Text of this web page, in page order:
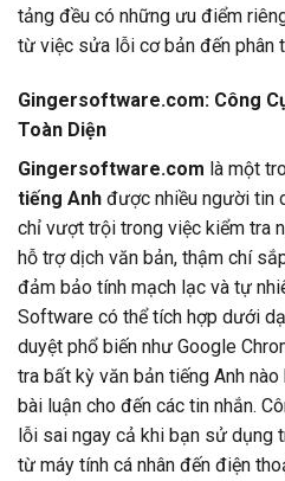
tảng đều có những ưu điểm
từ việc sửa lỗi cơ bản đến phân
Gingersoftware.com: Công
Toàn Diện
Gingersoftware.com là một
tiếng Anh được nhiều người tin
chỉ vượt trội trong việc kiểm tra
hỗ trợ dịch văn bản, thậm chí
đảm bảo tính mạch lạc và tự
Software có thể tích hợp dưới
duyệt phổ biến như Google
tra bất kỳ văn bản tiếng Anh
bài luận cho đến các tin nhắn.
lỗi sai ngay cả khi bạn sử dụng
từ máy tính cá nhân đến điện